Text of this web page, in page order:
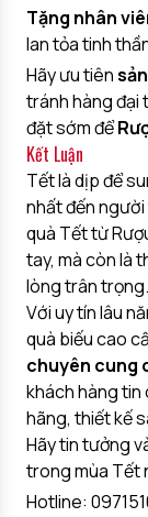
Tặng nhân
lan tỏa tinh
Hãy ưu tiên
tránh hàng đại
đặt sớm để
Kết Luận
Tết là dịp để
nhất đến
quà Tết từ
tay, mà còn là
lòng trân trọng.
Với uy tín lâu
quà biếu cao
chuyên cung
khách hàng tin
hãng, thiết kế
Hãy tin tưởng
trong mùa Tết
Hotline: